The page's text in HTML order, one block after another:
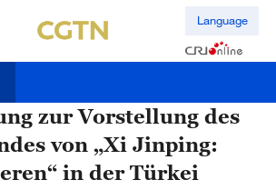
Language
zur Vorstellung des
von „Xi Jinping:
in der Türkei